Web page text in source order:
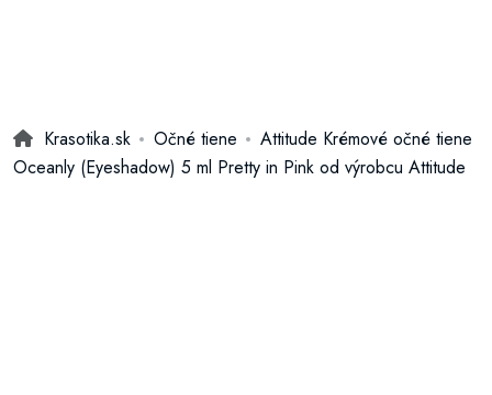
Krasotika.sk Očné tiene
Attitude Krémové očné tiene
Oceanly (Eyeshadow) 5 ml Pretty in Pink od výrobcu Attitude